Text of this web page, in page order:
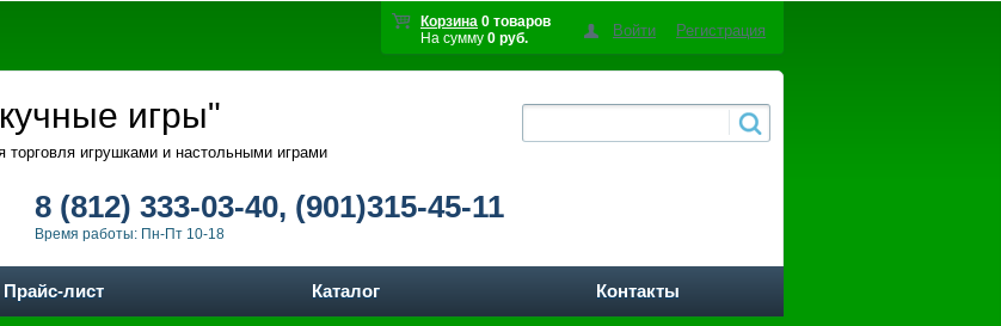
Корзина 0 товаров
На сумму 0 руб. Войти Регистрация
игры"
торговля игрушками и настольными играми
8 (812) 333-03-40, (901)315-45-11
Время работы: Пн-Пт 10-18
Прайс-лист Каталог Контакты